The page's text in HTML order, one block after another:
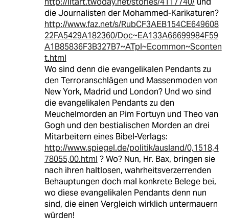
die Journalisten der Mohammed-Karikaturen?
http://www.faz.net/s/RubCF3AEB154CE649608
22FA5429A182360/Doc~EA133A66699984F59
A1B85836F3B327B7~ATpl~Ecommon~Sconten
t.html
Wo sind denn die evangelikalen Pendants zu
den Terroranschlägen und Massenmoden von
New York, Madrid und London? Und wo sind
die evangelikalen Pendants zu den
Meuchelmorden an Pim Fortuyn und Theo van
Gogh und den bestialischen Morden an drei
Mitarbeitern eines Bibel-Verlags:
http://www.spiegel.de/politik/ausland/0,1518,4
78055,00.html ? Wo? Nun, Hr. Bax, bringen sie
nach ihren haltlosen, wahrheitsverzerrenden
Behauptungen doch mal konkrete Belege bei,
wo diese evangelikalen Pendants denn nun
sind, die einen Vergleich wirklich untermauern
würden!